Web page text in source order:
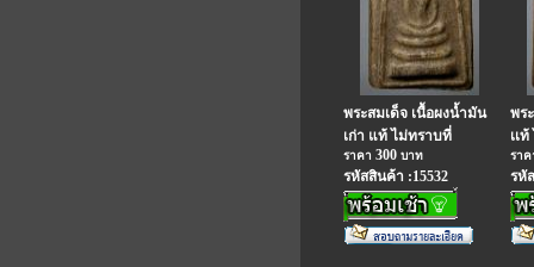
พระสมเด็จ เนื้อผงน้ำมัน
เก่า แท้ ไม่ทราบที่
ราคา 300 บาท
รหัสสินค้า :15532
พร
เเ
รา
รหั